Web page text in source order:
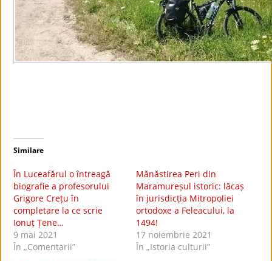
Similare
În Luceafărul o întreagă
biografie a profesorului
Grigore Crețu în
completare la ce scrie
Ionuț Țene…
9 mai 2021
În „Comentarii”
Mănăstirea Peri din
Maramureșul istoric: lăcaș
în jurisdicția Mitropoliei
ortodoxe a Feleacului, la
1494!
17 noiembrie 2021
În „Istoria culturii”